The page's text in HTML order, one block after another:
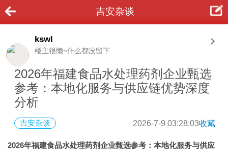
吉安杂谈
kswl
楼主很懒~什么都没留下
2026年福建食品水处理药剂企业甄选
参考：本地化服务与供应链优势深度
分析
吉安杂谈 2026-7-9 03:28:03收藏
2026年福建食品水处理药剂企业甄选参考：本地化服务与供应